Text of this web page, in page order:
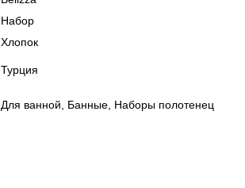
Набор
Хлопок
Турция
Для ванной, Банные, Наборы полотенец